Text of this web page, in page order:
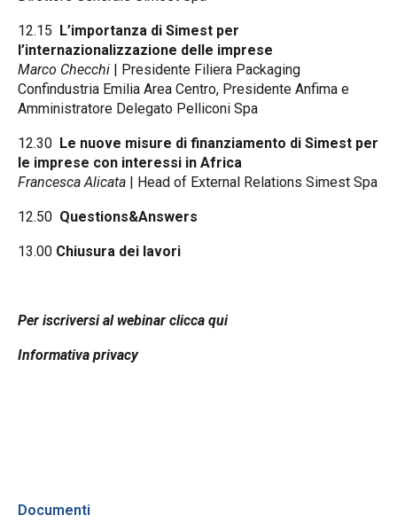
12.15 L’importanza di Simest per
l’internazionalizzazione delle imprese
Marco Checchi | Presidente Filiera Packaging
Confindustria Emilia Area Centro, Presidente Anfima e
Amministratore Delegato Pelliconi Spa
12.30 Le nuove misure di finanziamento di Simest per
le imprese con interessi in Africa
Francesca Alicata | Head of External Relations Simest Spa
12.50 Questions&Answers
13.00 Chiusura dei lavori
Per iscriversi al webinar clicca qui
Informativa privacy
Documenti